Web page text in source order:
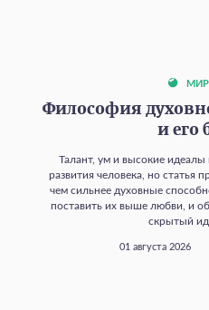
Философия
и его
Талант, ум и высокие
развития человека, но статья
чем сильнее духовные
поставить их выше любви, и
скрытый
01 августа 2026